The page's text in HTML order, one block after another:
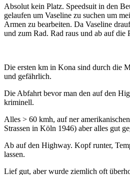
Absolut kein Platz. Speedsuit in den
gelaufen um Vaseline zu suchen um
Armen zu bearbeiten. Da Vaseline
und zum Rad. Rad raus und ab auf die
Die ersten km in Kona sind durch die
und gefährlich.
Die Abfahrt bevor man den auf den
kriminell.
Alles > 60 kmh, auf ner
Strassen in Köln 1946) aber alles gut
Ab auf den Highway. Kopf runter,
lassen.
Lief gut, aber wurde ziemlich oft